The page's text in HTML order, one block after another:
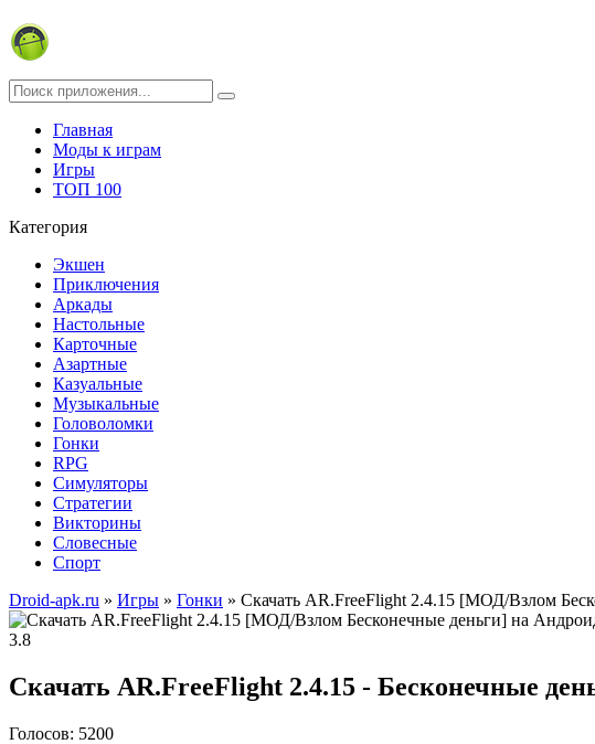
Главная
Моды к играм
Игры
ТОП 100
Категория
Экшен
Приключения
Аркады
Настольные
Карточные
Азартные
Казуальные
Музыкальные
Головоломки
Гонки
RPG
Симуляторы
Стратегии
Викторины
Словесные
Спорт
Droid-apk.ru » Игры » Гонки » Скачать AR.FreeFlight 2.4.15 [МОД/Взлом
3.8
Скачать AR.FreeFlight 2.4.15 - Бесконечные
Голосов: 5200